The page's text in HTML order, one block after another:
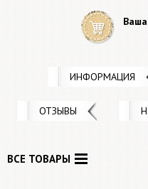
ИНФОРМАЦИЯ
ОТЗЫВЫ
ВСЕ ТОВАРЫ